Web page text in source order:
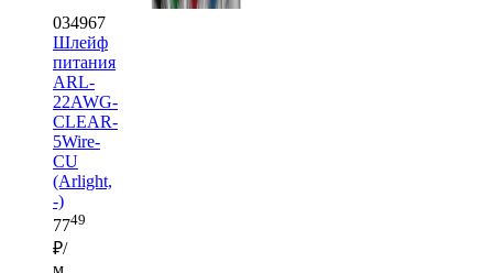
034967
Шлейф
питания
ARL-
22AWG-
CLEAR-
5Wire-
CU
(Arlight,
-)
7749
₽/